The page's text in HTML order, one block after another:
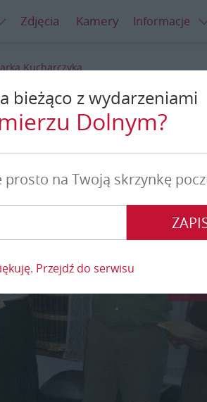
Zdjęcia Kamery Informacje
Kucharczyka
bieżąco z wydarzeniami
Dolnym?
na Twoją skrzynkę
Przejdź do serwisu